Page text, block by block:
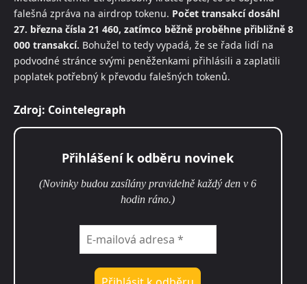
falešná zpráva na airdrop tokenu. Počet transakcí dosáhl
27. března čísla 21 460, zatímco běžně proběhne přibližně 8
000 transakcí. Bohužel to tedy vypadá, že se řada lidí na
podvodné stránce svými peněženkami přihlásili a zaplatili
poplatek potřebný k převodu falešných tokenů.
Zdroj: Cointelegraph
Přihlášení k odběru novinek
(Novinky budou zasílány pravidelně každý den v 6
hodin ráno.)